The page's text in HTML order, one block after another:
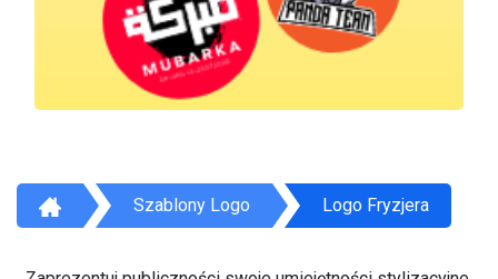
Szablony Logo Logo Fryzjera